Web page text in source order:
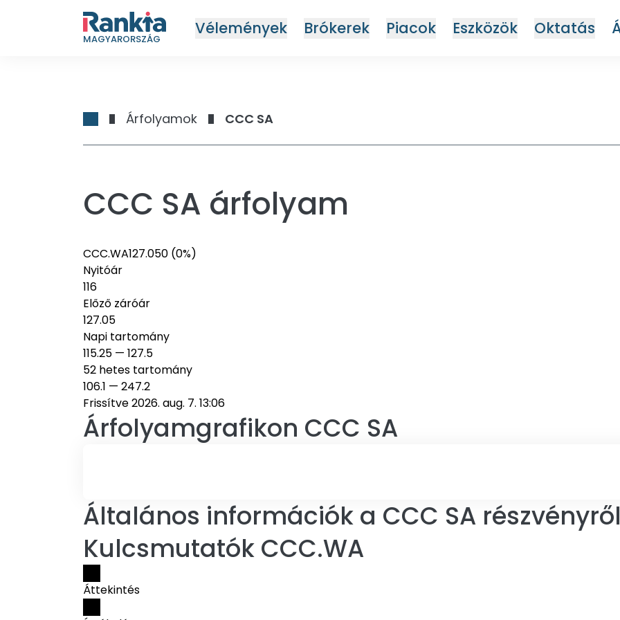
MAGYARORSZÁG
Vélemények Brókerek Piacok Eszközök Oktatás
Árfolyamok CCC SA
CCC SA árfolyam
CCC.WA127.050 (0%)
Nyitóár
116
Előző záróár
127.05
Napi tartomány
115.25 — 127.5
52 hetes tartomány
106.1 — 247.2
Frissítve 2026. aug. 7. 13:06
Árfolyamgrafikon CCC SA
Általános információk a CCC SA
Kulcsmutatók CCC.WA
Áttekintés